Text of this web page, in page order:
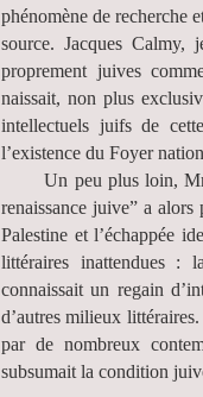
phénomène de recherche
source. Jacques Calmy,
proprement juives
naissait, non plus
intellectuels juifs de
l’existence du Foyer
Un peu plus loin,
renaissance juive” a
Palestine et l’échappée
littéraires inattendues :
connaissait un regain
d’autres milieux
par de nombreux
subsumait la condition